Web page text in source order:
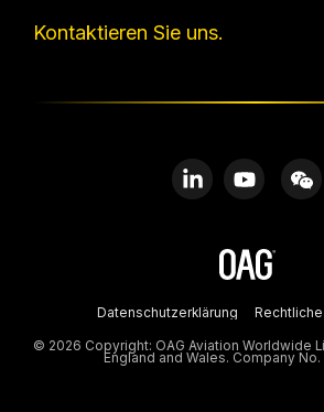
Kontaktieren Sie uns.
Datenschutzerklärung
© 2026 Copyright: OAG Aviation Worldwide
England and Wales. Company
LinkedinYouTube